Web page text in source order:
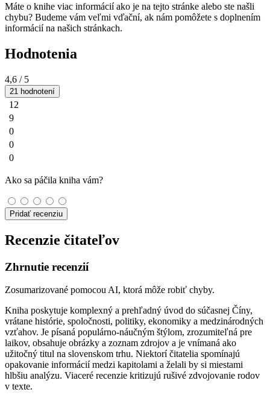
Máte o knihe viac informácií ako je na tejto stránke alebo ste našli
chybu? Budeme vám veľmi vďační, ak nám pomôžete s doplnením
informácií na našich stránkach.
Hodnotenia
4,6 / 5
21 hodnotení
12
9
0
0
0
Ako sa páčila kniha vám?
Pridať recenziu
Recenzie čitateľov
Zhrnutie recenzií
Zosumarizované pomocou AI, ktorá môže robiť chyby.
Kniha poskytuje komplexný a prehľadný úvod do súčasnej Číny,
vrátane histórie, spoločnosti, politiky, ekonomiky a medzinárodných
vzťahov. Je písaná populárno-náučným štýlom, zrozumiteľná pre
laikov, obsahuje obrázky a zoznam zdrojov a je vnímaná ako
užitočný titul na slovenskom trhu. Niektorí čitatelia spomínajú
opakovanie informácií medzi kapitolami a želali by si miestami
hlbšiu analýzu. Viaceré recenzie kritizujú rušivé zdvojovanie rodov
v texte.